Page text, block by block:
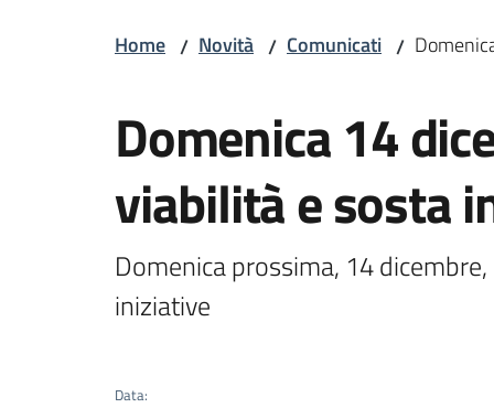
Home / Novità / Comunicati /
Domenica 14
viabilità e sosta
Domenica prossima, 14
iniziative
Data: